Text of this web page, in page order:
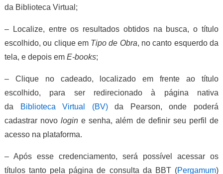
da Biblioteca Virtual;
– Localize, entre os resultados obtidos na busca, o título
escolhido, ou clique em Tipo de Obra, no canto esquerdo da
tela, e depois em E-books;
– Clique no cadeado, localizado em frente ao título
escolhido, para ser redirecionado à página nativa
da
Biblioteca Virtual (BV)da Pearson, onde poderá
cadastrar novologin e senha, além de definir seu perfil de
acesso na plataforma.
– Após esse credenciamento, será possível acessar os
títulos tanto pela página de consulta da BBT (Pergamum)